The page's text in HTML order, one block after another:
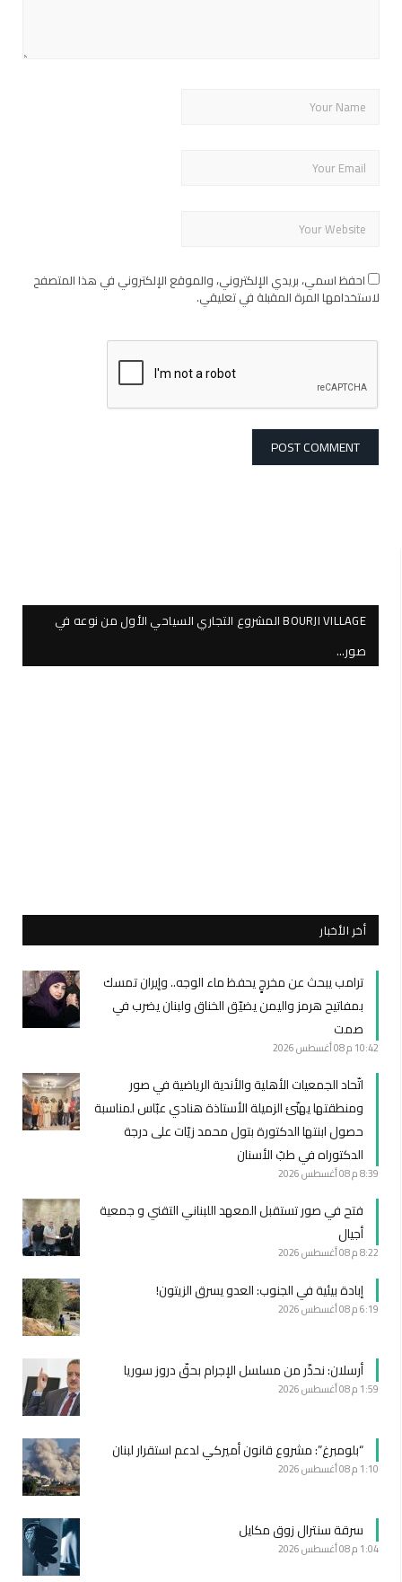
احفظ اسمي، بريدي الإلكتروني، والموقع الإلكتروني في هذا المتصفح
لاستخدامها المرة المقبلة في تعليقي.
BOURJI VILLAGE المشروع التجاري السياحي الأول من نوعه في
صور…
أخر الأخبار
ترامب يبحث عن مخرجٍ يحفظ ماء الوجه.. وإيران تمسك
بمفاتيح هرمز واليمن يضيّق الخناق ولبنان يضرب في
صمت
10:42 م 08 أغسطس 2026
اتّحاد الجمعيات الأهلية والأندية الرياضية في صور
ومنطقتها يهنّئ الزميلة الأستاذة هنادي عبّاس لمناسبة
حصول ابنتها الدكتورة بتول محمد زيّات على درجة
الدكتوراه في طبّ الأسنان
8:39 م 08 أغسطس 2026
فتح في صور تستقبل المعهد اللبناني التقني و جمعية
أجيال
8:22 م 08 أغسطس 2026
إبادة بيئية في الجنوب: العدو يسرق الزيتون!
6:19 م 08 أغسطس 2026
أرسلان: نحذّر من مسلسل الإجرام بحقّ دروز سوريا
1:59 م 08 أغسطس 2026
“بلومبرغ”: مشروع قانون أميركي لدعم استقرار لبنان
1:10 م 08 أغسطس 2026
سرقة سنترال زوق مكايل
1:04 م 08 أغسطس 2026